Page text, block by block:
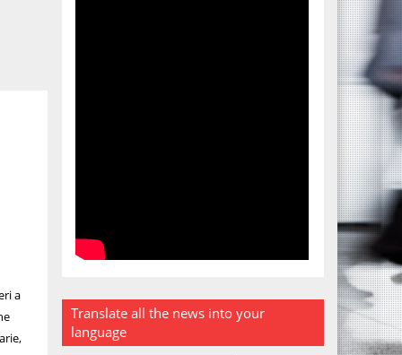
a
Translate all the news into your
language